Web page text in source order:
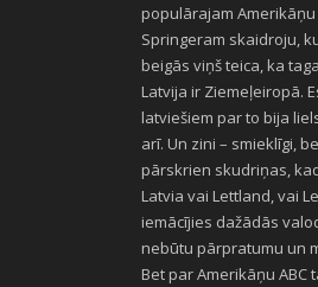
populārajam Amerikāņu
Springeram skaidroju,
beigās viņš teica, ka
Latvija ir Ziemeļeiropā.
latviešiem par to bija
arī. Un zini – smieklīgi,
pārskrien skudriņas,
Latvia vai Lettland, vai
iemācījies dažādās
nebūtu pārpratumu un
Bet par Amerikāņu ABC